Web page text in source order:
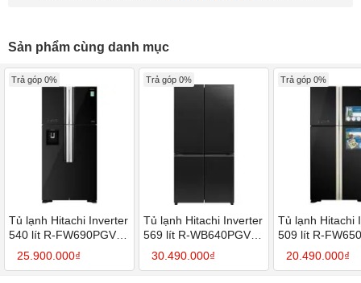
Sản phẩm cùng danh mục
Trả góp 0%
Tủ lạnh Hitachi Inverter
540 lít R-FW690PGV7X
GBK
25.900.000₫
Trả góp 0%
Tủ lạnh Hitachi Inverter
569 lít R-WB640PGV1
GCK
30.490.000₫
Trả góp 0%
Tủ lạnh Hitachi
509 lít R-
GBK
20.490.000₫